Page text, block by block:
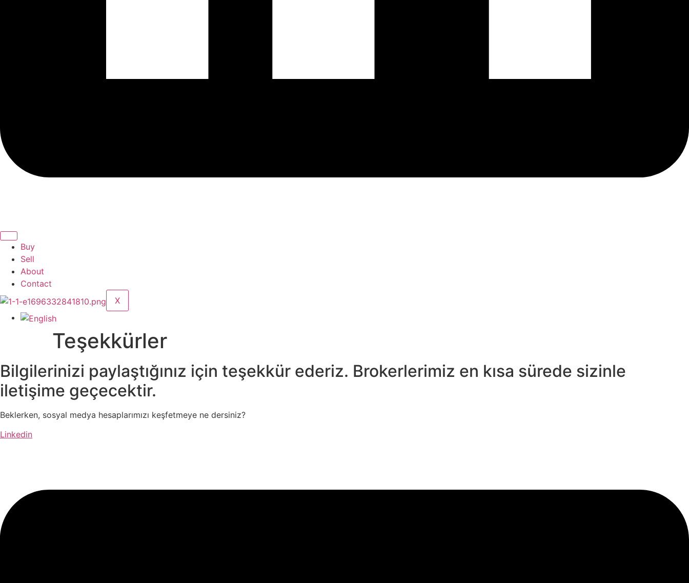
Buy
Sell
About
Contact
X
Teşekkürler
Bilgilerinizi paylaştığınız için teşekkür ederiz. Brokerlerimiz en kısa sürede sizinle
iletişime geçecektir.
Beklerken, sosyal medya hesaplarımızı keşfetmeye ne dersiniz?
Linkedin